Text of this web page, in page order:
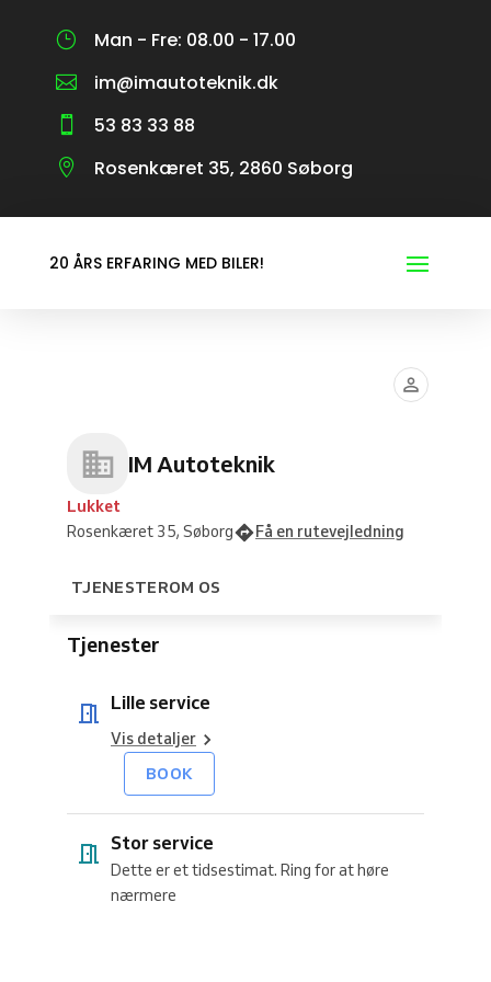
} Man - Fre: 08.00 - 17.00
 im@imautoteknik.dk
 53 83 33 88
 Rosenkæret 35, 2860 Søborg
20 ÅRS ERFARING MED BILER!